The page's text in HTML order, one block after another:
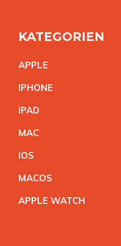
KATEGORIEN
APPLE
IPHONE
IPAD
MAC
IOS
MACOS
APPLE WATCH